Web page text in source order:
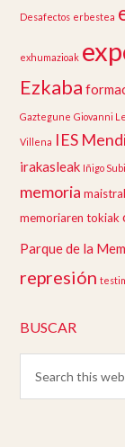
Desafectos erbestea
exhumazioak
Ezkaba
Gaztegune Giovanni
Villena IES
irakasleak Iñigo
memoria
memoriaren tokiak
Parque de la
represión
BUSCAR